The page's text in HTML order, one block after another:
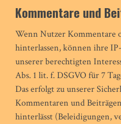
Kommentare und
Wenn Nutzer Kommentare
hinterlassen, können ihre
unserer berechtigten
Abs. 1 lit. f. DSGVO für 7
Das erfolgt zu unserer
Kommentaren und
hinterlässt (Beleidigungen,